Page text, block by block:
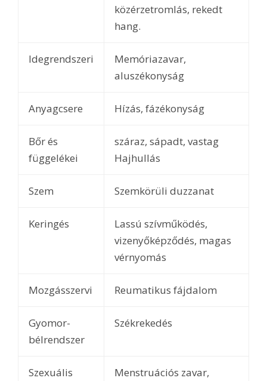
közérzetromlás, rekedt
hang.
Idegrendszeri
Memóriazavar,
aluszékonyság
Anyagcsere Hízás, fázékonyság
Bőr és
függelékei
száraz, sápadt, vastag
Hajhullás
Szem Szemkörüli duzzanat
Keringés
Lassú szívműködés,
vizenyőképződés, magas
vérnyomás
Mozgásszervi Reumatikus fájdalom
Gyomor-
bélrendszer
Székrekedés
Szexuális Menstruációs zavar,